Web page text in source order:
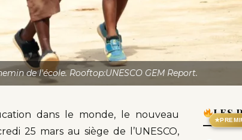
de l'école. Rooftop:UNESCO GEM Report.
dans le monde, le nouveau
25 mars au siège de l’UNESCO,
★
LES